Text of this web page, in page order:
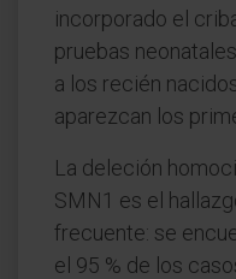
incorporado el
pruebas
a los recién
aparezcan los
La deleción
SMN1 es el
frecuente: se
el 95 % de los